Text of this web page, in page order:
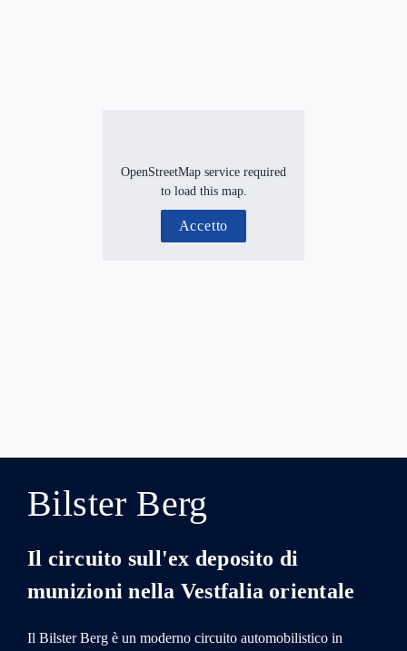
OpenStreetMap service required
to load this map.
Accetto
Bilster Berg
Il circuito sull'ex deposito di
munizioni nella Vestfalia orientale
Il Bilster Berg è un moderno circuito automobilistico in